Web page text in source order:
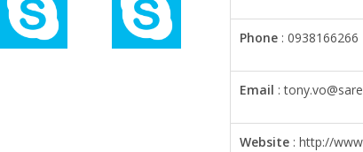
Phone : 0938166266
Email :
Website : http://